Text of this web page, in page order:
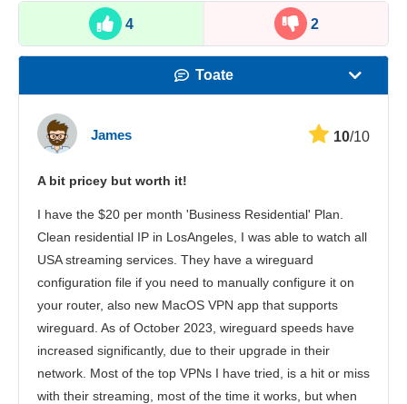
4 2
Toate
Asistență pentru clienți
James 10/10
A bit pricey but worth it!
I have the $20 per month 'Business Residential' Plan.
Clean residential IP in LosAngeles, I was able to watch all
USA streaming services. They have a wireguard
configuration file if you need to manually configure it on
your router, also new MacOS VPN app that supports
wireguard. As of October 2023, wireguard speeds have
increased significantly, due to their upgrade in their
network. Most of the top VPNs I have tried, is a hit or miss
with their streaming, most of the time it works, but when